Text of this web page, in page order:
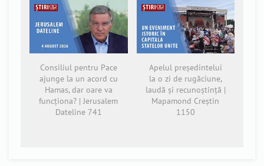
Consiliul pentru Pace
ajunge la un acord cu
Hamas, dar oare va
funcționa? | Jerusalem
Dateline 741
Apelul președintelui
la o zi de rugăciune,
laudă și recunoștință |
Mapamond Creștin
1150